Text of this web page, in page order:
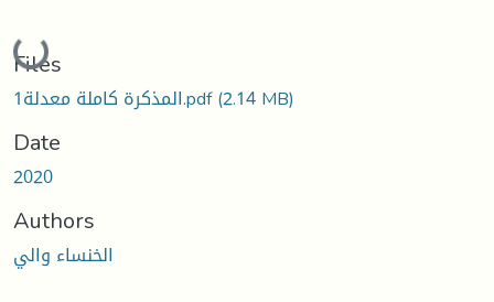
Loading...
Files
المذكرة كاملة معدلة1.pdf(2.14 MB)
Date
2020
Authors
الخنساء والي